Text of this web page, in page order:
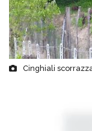
Cinghiali